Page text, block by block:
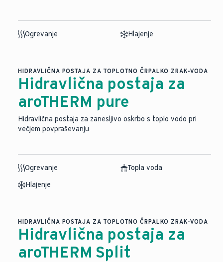
Ogrevanje Hlajenje
HIDRAVLIČNA POSTAJA ZA TOPLOTNO ČRPALKO ZRAK-VODA
Hidravlična postaja za
aroTHERM pure
Hidravlična postaja za zanesljivo oskrbo s toplo vodo pri
večjem povpraševanju.
Ogrevanje
Topla voda
Hlajenje
HIDRAVLIČNA POSTAJA ZA TOPLOTNO ČRPALKO ZRAK-VODA
Hidravlična postaja za
aroTHERM Split